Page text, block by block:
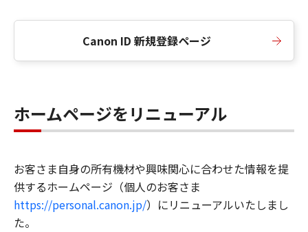
Canon ID 新規登録ページ
ホームページをリニューアル
お客さま自身の所有機材や興味関心に合わせた情報を提
供するホームページ（個人のお客さま
https://personal.canon.jp/）にリニューアルいたしまし
た。